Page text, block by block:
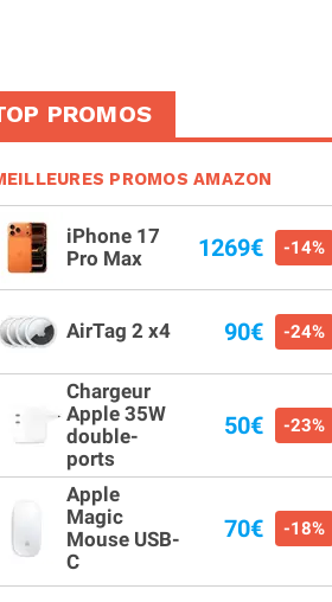
PROMOS
PROMOS AMAZON
iPhone 17
Pro Max
1269€ -14%
AirTag 2 x4 90€ -24%
Chargeur
Apple 35W
double-
ports
50€ -23%
Apple
Magic
Mouse USB-
C
70€ -18%